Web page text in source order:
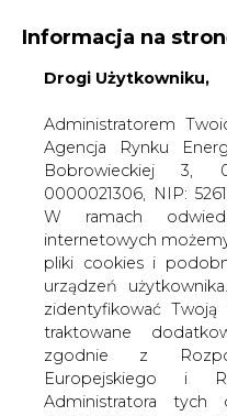
KONTAKT:
WYDAWCA PORTALU:
WYSOKI KONTRAST
Informacja na
Drogi Użytkowniku,
Administratorem
Agencja Rynku
Bobrowieckiej 3,
0000021306, NIP:
W ramach
internetowych
pliki cookies i
urządzeń
zidentyfikować
traktowane
zgodnie z
Europejskiego i
Administratora